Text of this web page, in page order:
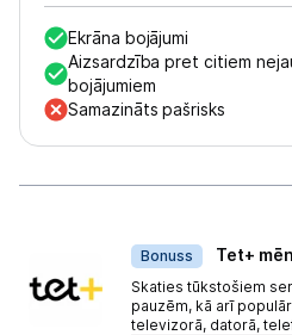
Ekrāna bojājumi
Aizsardzība pret citiem
bojājumiem
Samazināts pašrisks
Bonuss Tet+
Skaties tūkstošiem
pauzēm, kā arī
televizorā, datorā,